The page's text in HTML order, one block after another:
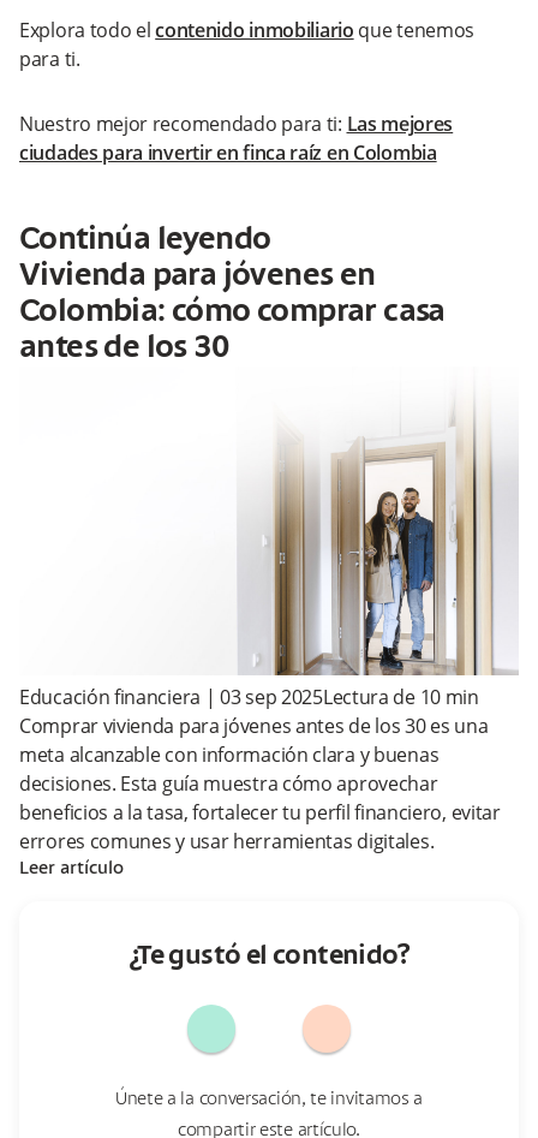
Explora todo elcontenido inmobiliario que tenemos
para ti.
Nuestro mejor recomendado para ti: Las mejores
ciudades para invertir en finca raíz en Colombia
Continúa leyendo
Vivienda para jóvenes en
Colombia: cómo comprar casa
antes de los 30
Educación financiera |03 sep 2025Lectura de 10min
Comprar vivienda para jóvenes antes de los 30 es una
meta alcanzable con información clara y buenas
decisiones. Esta guía muestra cómo aprovechar
beneficios a la tasa, fortalecer tu perfil financiero, evitar
errores comunes y usar herramientas digitales.
Leer artículo
¿Te gustó el contenido?
Únete a la conversación, te invitamos a
compartir este artículo.